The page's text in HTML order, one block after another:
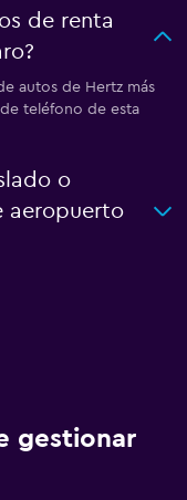
de renta
autos de Hertz más
teléfono de esta
o
aeropuerto
gestionar